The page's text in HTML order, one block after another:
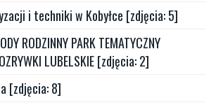
i techniki w Kobyłce [zdjęcia: 5]
RODZINNY PARK TEMATYCZNY
LUBELSKIE [zdjęcia: 2]
[zdjęcia: 8]